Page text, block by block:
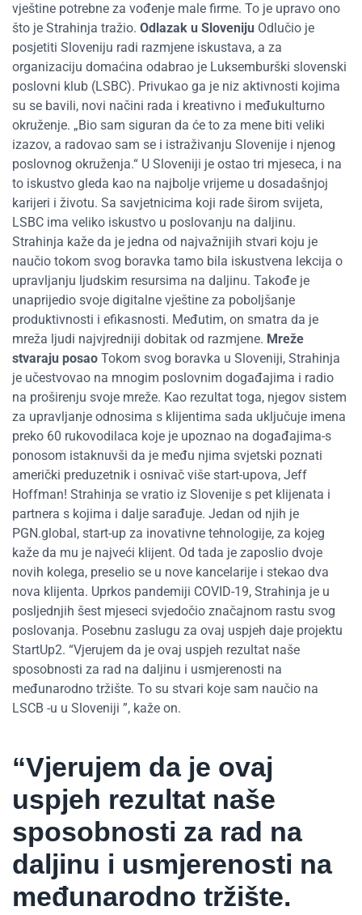
vještine potrebne za vođenje male firme. To je upravo ono
što je Strahinja tražio. Odlazak u Sloveniju Odlučio je
posjetiti Sloveniju radi razmjene iskustava, a za
organizaciju domaćina odabrao je Luksemburški slovenski
poslovni klub (LSBC). Privukao ga je niz aktivnosti kojima
su se bavili, novi načini rada i kreativno i međukulturno
okruženje. „Bio sam siguran da će to za mene biti veliki
izazov, a radovao sam se i istraživanju Slovenije i njenog
poslovnog okruženja.“ U Sloveniji je ostao tri mjeseca, i na
to iskustvo gleda kao na najbolje vrijeme u dosadašnjoj
karijeri i životu. Sa savjetnicima koji rade širom svijeta,
LSBC ima veliko iskustvo u poslovanju na daljinu.
Strahinja kaže da je jedna od najvažnijih stvari koju je
naučio tokom svog boravka tamo bila iskustvena lekcija o
upravljanju ljudskim resursima na daljinu. Takođe je
unaprijedio svoje digitalne vještine za poboljšanje
produktivnosti i efikasnosti. Međutim, on smatra da je
mreža ljudi najvjredniji dobitak od razmjene. Mreže
stvaraju posao Tokom svog boravka u Sloveniji, Strahinja
je učestvovao na mnogim poslovnim događajima i radio
na proširenju svoje mreže. Kao rezultat toga, njegov sistem
za upravljanje odnosima s klijentima sada uključuje imena
preko 60 rukovodilaca koje je upoznao na događajima-s
ponosom istaknuvši da je među njima svjetski poznati
američki preduzetnik i osnivač više start-upova, Jeff
Hoffman! Strahinja se vratio iz Slovenije s pet klijenata i
partnera s kojima i dalje sarađuje. Jedan od njih je
PGN.global, start-up za inovativne tehnologije, za kojeg
kaže da mu je najveći klijent. Od tada je zaposlio dvoje
novih kolega, preselio se u nove kancelarije i stekao dva
nova klijenta. Uprkos pandemiji COVID-19, Strahinja je u
posljednjih šest mjeseci svjedočio značajnom rastu svog
poslovanja. Posebnu zaslugu za ovaj uspjeh daje projektu
StartUp2. “Vjerujem da je ovaj uspjeh rezultat naše
sposobnosti za rad na daljinu i usmjerenosti na
međunarodno tržište. To su stvari koje sam naučio na
LSCB -u u Sloveniji ”, kaže on.
“Vjerujem da je ovaj
uspjeh rezultat naše
sposobnosti za rad na
daljinu i usmjerenosti na
međunarodno tržište.